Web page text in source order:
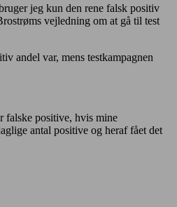
jeg kun den rene falsk positiv
vejledning om at gå til test
andel var, mens testkampagnen
falske positive, hvis mine
antal positive og heraf fået det